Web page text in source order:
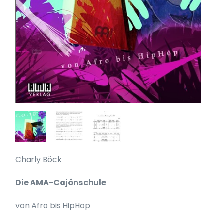
Charly Böck
Die AMA-Cajónschule
von Afro bis HipHop